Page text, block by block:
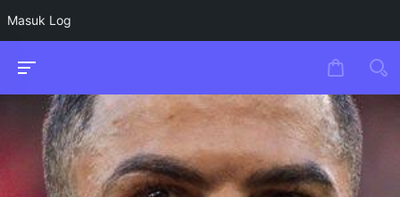
Masuk Log